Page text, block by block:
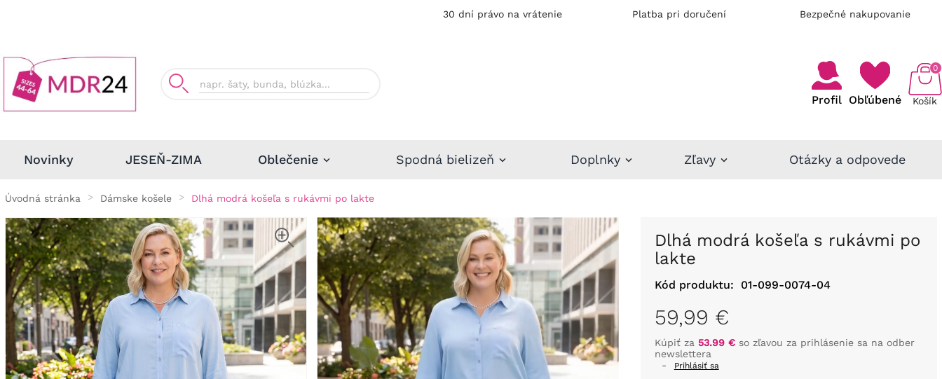
30 dní právo na vrátenie Platba pri doručení Bezpečné nakupovanie
Profil Obľúbené Košík
0
Novinky JESEŇ-ZIMA Oblečenie Spodná bielizeň Doplnky Zľavy Otázky a odpovede
Úvodná stránka Dámske košele Dlhá modrá košeľa s rukávmi po lakte
Dlhá modrá košeľa s rukávmi po
lakte
Kód produktu: 01-099-0074-04
59,99 €
Kúpiť za 53.99 €so zľavou za prihlásenie sa na odber
newslettera
-
Prihlásiť sa